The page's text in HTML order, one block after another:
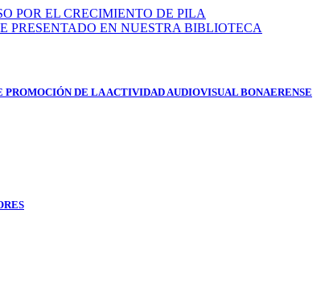
POR EL CRECIMIENTO DE PILA
PRESENTADO EN NUESTRA BIBLIOTECA
PROMOCIÓN DE LA ACTIVIDAD AUDIOVISUAL BONAERENSE